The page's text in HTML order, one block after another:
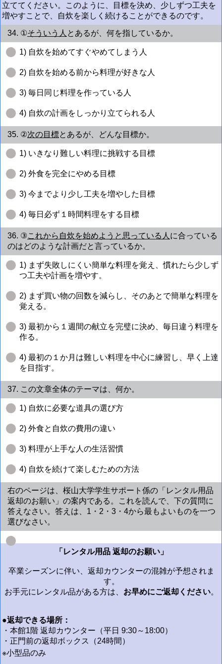
立ててください。このように、目標を決め、少しずつ工夫を
増やすことで、自炊を楽しく続けることができるのです。
34. ①そういう人 とあるが、何を指しているか。
1) 自炊を始めてすぐやめてしまう人
2) 自炊を始める前から料理が好きな人
3) 毎日同じ料理を作っている人
4) 自炊の計画をしっかり立てられる人
35. ②次の目標とあるが、どんな目標か。
1) いきなり難しい料理に挑戦する目標
2) 外食を完全にやめる目標
3) 今までより少し工夫を増やした目標
4) 毎日必ず１時間料理をする目標
36. ③これから自炊を始めようと思っている人 に合っている
のはどのような計画だと言っているか。
1) まず失敗しにくい簡単な料理を覚え、慣れたら少しず
つ工夫や計画を増やす。
2) まず買い物の回数を減らし、そのあとで簡単な料理を
覚える。
3) 最初から１週間の献立を完璧に決め、毎日違う料理を
作る。
4) 最初の１か月は難しい料理を中心に練習し、早く上達
を目指す。
37. この文章全体のテーマは、何か。
1) 自炊に必要な道具の選び方
2) 外食と自炊の費用の違い
3) 料理が上手な人の生活習慣
4) 自炊を続けて楽しむための方法
右のページは、桜山大学学生サポート係の「レンタル用品
返却のお願い」の案内である。これを読んで、下の質問に
答えなさい。答えは、1・2・3・4から最もよいものを一つ
選びなさい。
「レンタル用品 返却のお願い」
卒業シーズンに伴い、返却カウンターの混雑が予想されま
す。
お手元にレンタル品がある方は、 お早めにご返却ください。
●返却できる場所：
・本館1階 返却カウンター（平日 9:30～18:00）
・正門前の返却ボックス（24時間）
※小型品のみ